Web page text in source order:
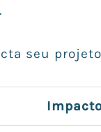
seu projeto